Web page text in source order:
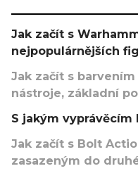
Jak začít s
nejpopulárnějších
Jak začít s
nástroje, základní
S jakým vyprávěcím
Jak začít s Bolt
zasazeným do